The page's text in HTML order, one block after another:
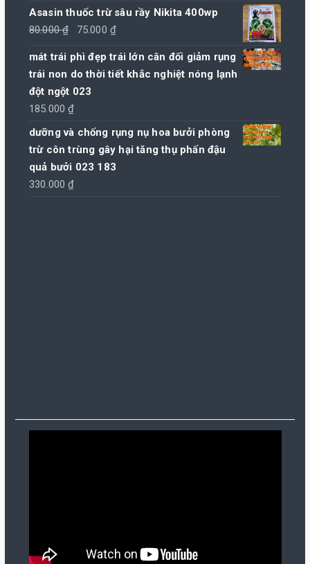
Asasin thuốc trừ sâu rầy Nikita 400wp
80.000₫
Giá
là:
80.000 ₫.
75.000 ₫
tại
là:
mát trái phì đẹp trái lớn cân đối giảm rụng
trái non do thời tiết khắc nghiệt nóng lạnh
đột ngột 023
185.000₫
dưỡng và chống rụng nụ hoa bưởi phòng
trừ côn trùng gây hại tăng thụ phấn đậu
quả bưởi 023 183
330.000₫